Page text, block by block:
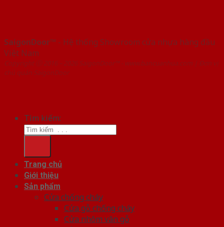
SaigonDoor™ - Hệ thống Showroom cửa nhựa hàng đầu
Việt Nam
Copyright ⓒ 2016 – 2026 SaigonDoor™ - www.bancuanhua.com | Đơn vị
chủ quản SaigonDoor
Tìm kiếm:
Trang chủ
Giới thiệu
Sản phẩm
Cửa chống cháy
Cửa gỗ chống cháy
Cửa nhôm vân gỗ